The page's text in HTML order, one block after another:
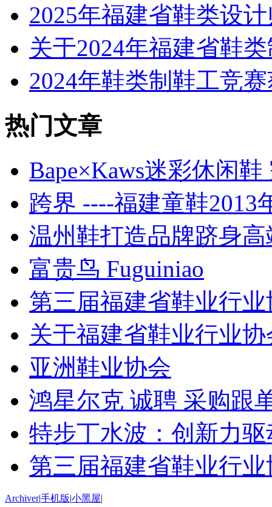
2025年福建省鞋类设
关于2024年福建省鞋
2024年鞋类制鞋工竞
热门文章
Bape×Kaws迷彩休闲
跨界 ----福建童鞋2013
温州鞋打造品牌跻身
富贵鸟 Fuguiniao
第三届福建省鞋业行
关于福建省鞋业行业
亚洲鞋业协会
鸿星尔克 诚聘 采购跟
特步丁水波：创新力驱
第三届福建省鞋业行
Archiver|手机版|小黑屋|